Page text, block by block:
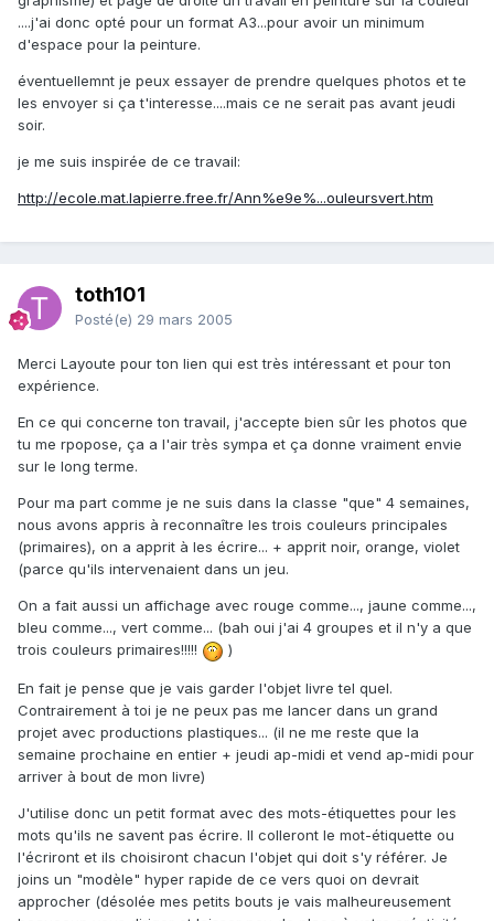
....j'ai donc opté pour un format A3...pour avoir un minimum
d'espace pour la peinture.
éventuellemnt je peux essayer de prendre quelques photos et te
les envoyer si ça t'interesse....mais ce ne serait pas avant jeudi
soir.
je me suis inspirée de ce travail:
http://ecole.mat.lapierre.free.fr/Ann%e9e%...ouleursvert.htm
toth101
Posté(e) 29 mars 2005
Merci Layoute pour ton lien qui est très intéressant et pour ton
expérience.
En ce qui concerne ton travail, j'accepte bien sûr les photos que
tu me rpopose, ça a l'air très sympa et ça donne vraiment envie
sur le long terme.
Pour ma part comme je ne suis dans la classe "que" 4 semaines,
nous avons appris à reconnaître les trois couleurs principales
(primaires), on a apprit à les écrire... + apprit noir, orange, violet
(parce qu'ils intervenaient dans un jeu.
On a fait aussi un affichage avec rouge comme..., jaune comme...,
bleu comme..., vert comme... (bah oui j'ai 4 groupes et il n'y a que
trois couleurs primaires!!!!!
)
En fait je pense que je vais garder l'objet livre tel quel.
Contrairement à toi je ne peux pas me lancer dans un grand
projet avec productions plastiques... (il ne me reste que la
semaine prochaine en entier + jeudi ap-midi et vend ap-midi pour
arriver à bout de mon livre)
J'utilise donc un petit format avec des mots-étiquettes pour les
mots qu'ils ne savent pas écrire. Il colleront le mot-étiquette ou
l'écriront et ils choisiront chacun l'objet qui doit s'y référer. Je
joins un "modèle" hyper rapide de ce vers quoi on devrait
approcher (désolée mes petits bouts je vais malheureusement